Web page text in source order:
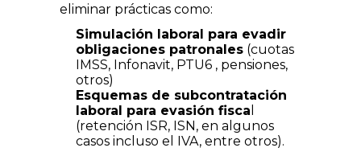
eliminar prácticas como:
Simulación laboral para evadir
obligaciones patronales (cuotas
IMSS, Infonavit, PTU6 , pensiones,
otros)
Esquemas de subcontratación
laboral para evasión fisca
(retención ISR, ISN, en algunos
casos incluso el IVA, entre otros).